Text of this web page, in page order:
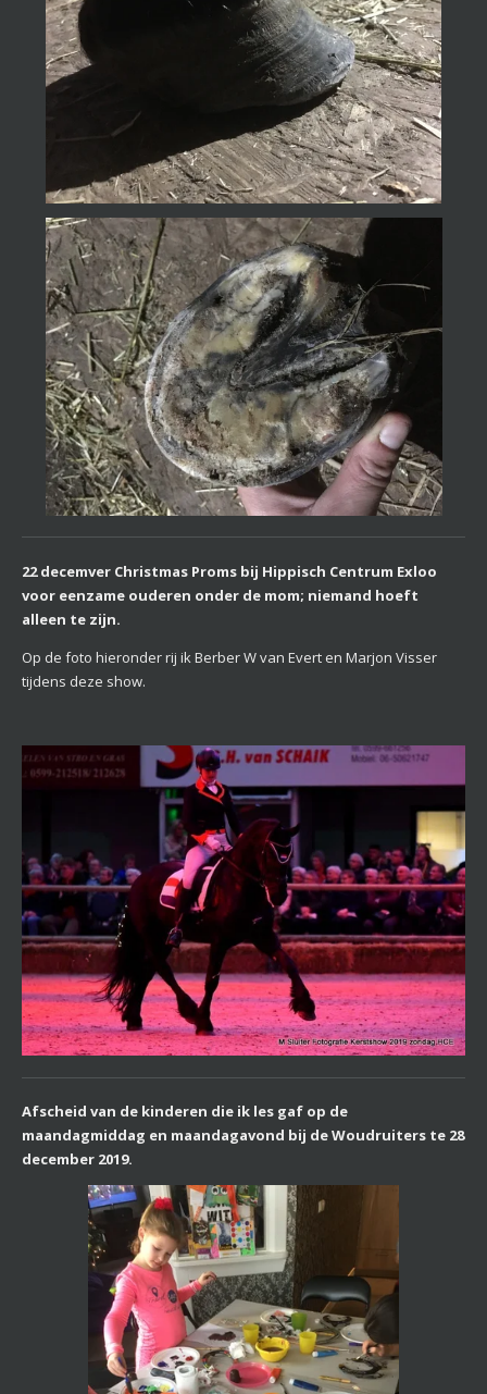
22 decemver Christmas Proms bij Hippisch Centrum Exloo
voor eenzame ouderen onder de mom; niemand hoeft
alleen te zijn.
Op de foto hieronder rij ik Berber W van Evert en Marjon Visser
tijdens deze show.
Afscheid van de kinderen die ik les gaf op de
maandagmiddag en maandagavond bij de Woudruiters te 28
december 2019.